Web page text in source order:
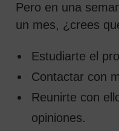
Pero en una
un mes, ¿crees
Estudiarte el
Contactar con
Reunirte con
opiniones.